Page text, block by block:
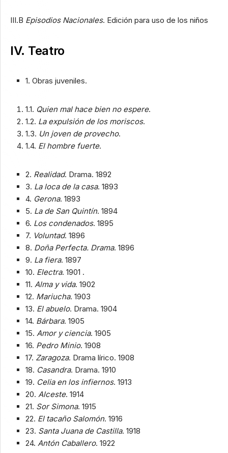
III.B Episodios Nacionales. Edición para uso de los niños
IV. Teatro
1. Obras juveniles.
1.1. Quien mal hace bien no espere.
1.2. La expulsión de los moriscos.
1.3. Un joven de provecho.
1.4. El hombre fuerte.
2. Realidad. Drama. 1892
3. La loca de la casa. 1893
4. Gerona. 1893
5. La de San Quintín. 1894
6. Los condenados. 1895
7. Voluntad. 1896
8. Doña Perfecta. Drama. 1896
9. La fiera. 1897
10. Electra. 1901 .
11. Alma y vida. 1902
12. Mariucha. 1903
13. El abuelo. Drama. 1904
14. Bárbara. 1905
15. Amor y ciencia. 1905
16. Pedro Minio. 1908
17. Zaragoza. Drama lírico. 1908
18. Casandra. Drama. 1910
19. Celia en los infiernos. 1913
20. Alceste. 1914
21. Sor Simona. 1915
22. El tacaño Salomón. 1916
23. Santa Juana de Castilla. 1918
24. Antón Caballero. 1922